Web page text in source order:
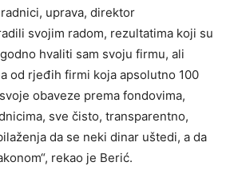
uprava, direktor
svojim radom, rezultatima koji su
hvaliti sam svoju firmu, ali
od rjeđih firmi koja apsolutno 100
obaveze prema fondovima,
sve čisto, transparentno,
da se neki dinar uštedi, a da
rekao je Berić.